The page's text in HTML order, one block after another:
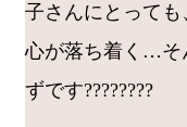
子さんにとって
心が落ち着く…そ
ずです????????